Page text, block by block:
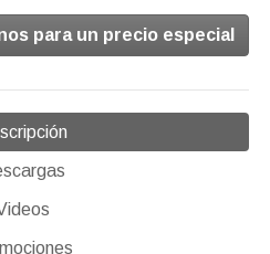
para un precio especial